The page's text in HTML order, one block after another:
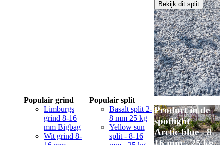
Bekijk dit split
Populair grind
Limburgs
grind 8-16
mm Bigbag
Wit grind 8-
Populair split
Basalt split 2-
8 mm 25 kg
Yellow sun
split - 8-16
Product in de
spotlight
Arctic blue - 8-